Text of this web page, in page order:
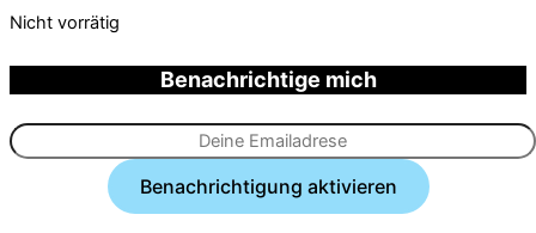
Nicht vorrätig
Benachrichtige mich